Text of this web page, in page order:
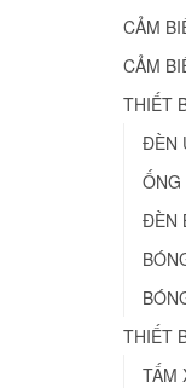
CẢM
CẢM
THIẾT
ĐÈN
ỐNG
ĐÈN
THIẾT
TẤM